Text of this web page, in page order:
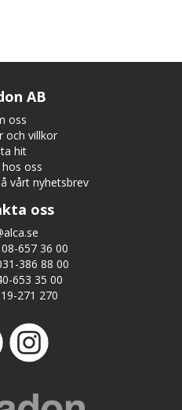
AB
oss
och villkor
hit
hos oss
vårt nyhetsbrev
oss
657 36 00
386 88 00
653 35 00
271 270